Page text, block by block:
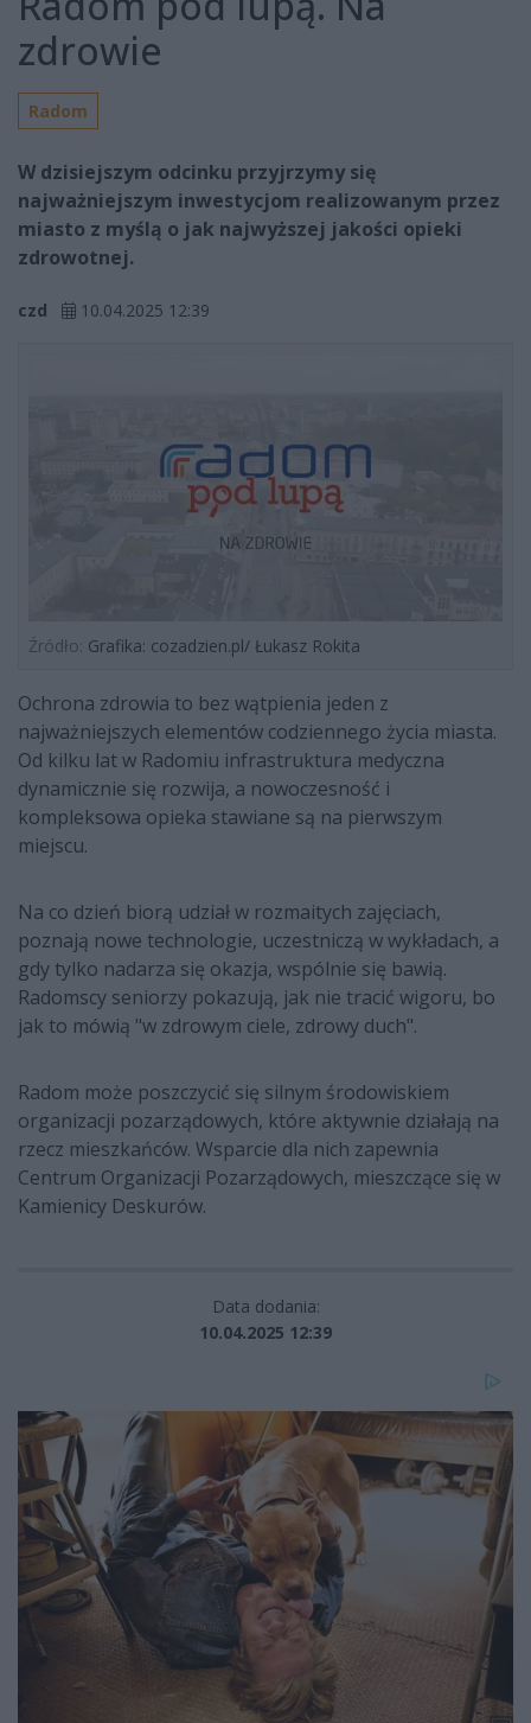
zdrowie
Radom
W dzisiejszym odcinku przyjrzymy się
najważniejszym inwestycjom realizowanym przez
miasto z myślą o jak najwyższej jakości opieki
zdrowotnej.
czd 10.04.2025 12:39
Źródło: Grafika: cozadzien.pl/ Łukasz Rokita
Ochrona zdrowia to bez wątpienia jeden z
najważniejszych elementów codziennego życia miasta.
Od kilku lat w Radomiu infrastruktura medyczna
dynamicznie się rozwija, a nowoczesność i
kompleksowa opieka stawiane są na pierwszym
miejscu.
Na co dzień biorą udział w rozmaitych zajęciach,
poznają nowe technologie, uczestniczą w wykładach, a
gdy tylko nadarza się okazja, wspólnie się bawią.
Radomscy seniorzy pokazują, jak nie tracić wigoru, bo
jak to mówią "w zdrowym ciele, zdrowy duch".
Radom może poszczycić się silnym środowiskiem
organizacji pozarządowych, które aktywnie działają na
rzecz mieszkańców. Wsparcie dla nich zapewnia
Centrum Organizacji Pozarządowych, mieszczące się w
Kamienicy Deskurów.
Data dodania:
10.04.2025 12:39